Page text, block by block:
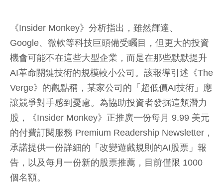
《Insider Monkey》分析指出，雖然輝達、
Google、微軟等科技巨頭備受矚目，但更大的投資
機會可能不在這些大型企業，而是在那些默默提升
AI革命關鍵技術的規模較小公司。該報導引述《The
Verge》的觀點稱，某家公司的「超低價AI技術」應
讓競爭對手感到憂慮。為協助投資者發掘這類潛力
股，《Insider Monkey》正推廣一份每月 9.99 美元
的付費訂閱服務 Premium Readership Newsletter，
承諾提供一份詳細的「改變遊戲規則的AI股票」報
告，以及每月一份新的股票推薦，目前僅限 1000
個名額。